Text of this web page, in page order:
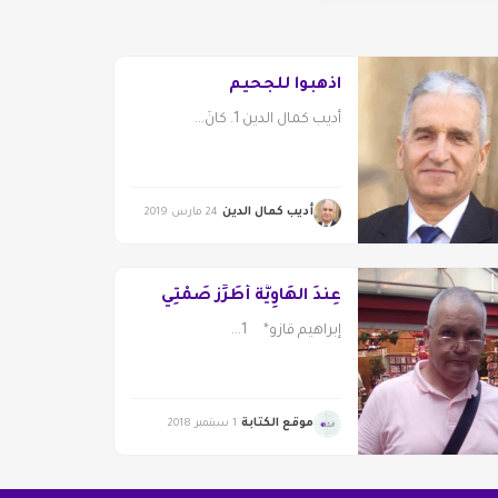
اذهبوا للجحيم
أديب كمال الدين 1. كانَ...
أديب كمال الدين 24 مارس 2019
عِنْدَ الهَاوِيَّة أُطَرِّزُ صَمْتِي
إبراهيم قازو* 1...
موقع الكتابة 1 سبتمبر 2018